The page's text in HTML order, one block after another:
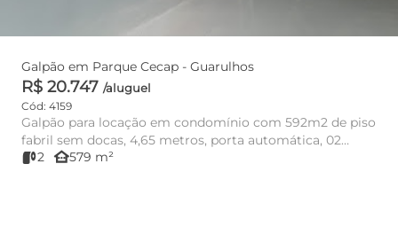
Galpão em Parque Cecap - Guarulhos
R$ 20.747 /aluguel
Cód: 4159
Galpão para locação em condomínio com 592m2 de piso
fabril sem docas, 4,65 metros, porta automática, 02
banheiros, segur...
2 other_houses579 m²